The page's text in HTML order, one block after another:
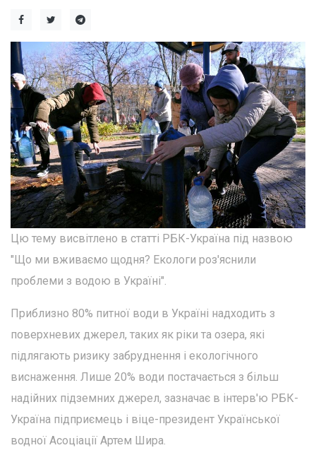
Цю тему висвітлено в статті РБК-Україна під назвою
"Що ми вживаємо щодня? Екологи роз'яснили
проблеми з водою в Україні".
Приблизно 80% питної води в Україні надходить з
поверхневих джерел, таких як ріки та озера, які
підлягають ризику забруднення і екологічного
виснаження. Лише 20% води постачається з більш
надійних підземних джерел, зазначає в інтерв'ю РБК-
Україна підприємець і віце-президент Української
водної Асоціації Артем Шира.